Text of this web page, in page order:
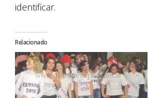
identificar.
Relacionado